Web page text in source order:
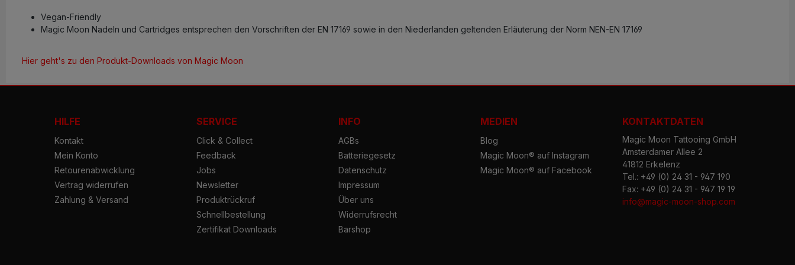
Vegan-Friendly
Magic Moon Nadeln und Cartridges entsprechen den Vorschriften der EN 17169 sowie in den Niederlanden geltenden Erläuterung der Norm NEN-EN 17169
Hier geht's zu den Produkt-Downloads von Magic Moon
HILFE
Kontakt
Mein Konto
Retourenabwicklung
Vertrag widerrufen
Zahlung & Versand
SERVICE
Click & Collect
Feedback
Jobs
Newsletter
Produktrückruf
Schnellbestellung
Zertifikat Downloads
INFO
AGBs
Batteriegesetz
Datenschutz
Impressum
Über uns
Widerrufsrecht
Barshop
MEDIEN
Blog
Magic Moon® auf Instagram
Magic Moon® auf Facebook
KONTAKTDATEN
Magic Moon Tattooing GmbH
Amsterdamer Allee 2
41812 Erkelenz
Tel.: +49 (0) 24 31 - 947 190
Fax: +49 (0) 24 31 - 947 19 19
info@magic-moon-shop.com